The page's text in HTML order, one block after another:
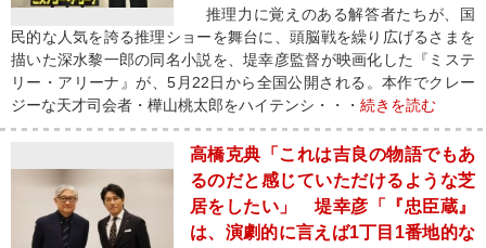
推理力に覚えのある解答者たちが、国
民的な人気を誇る推理ショーを舞台に、頭脳戦を繰り広げるさまを
描いた深水黎一郎の同名小説を、堤幸彦監督が映画化した『ミステ
リー・アリーナ』が、5月22日から全国公開される。本作でクレー
ジーな天才司会者・樺山桃太郎をハイテンシ・・・ 続きを読む
高橋克典「これは吉良の物語でもあ
るのだと感じていただけるような芝
居をしたい」 堤幸彦「『忠臣蔵』
は、演劇的に言えば1丁目1番地的な